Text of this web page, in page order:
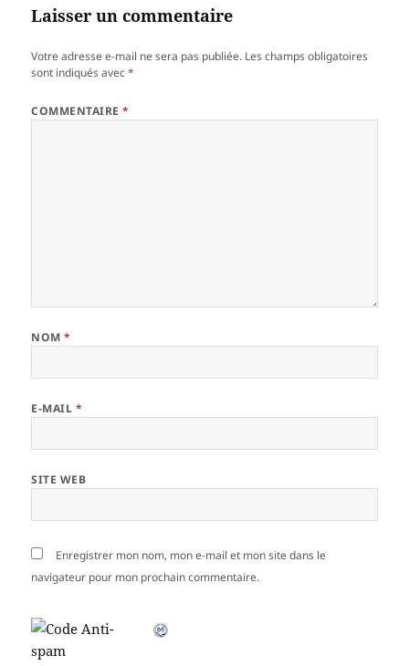
Laisser un commentaire
Votre adresse e-mail ne sera pas publiée. Les champs obligatoires
sont indiqués avec*
COMMENTAIRE*
NOM*
E-MAIL *
SITE WEB
Enregistrer mon nom, mon e-mail et mon site dans le
navigateur pour mon prochain commentaire.